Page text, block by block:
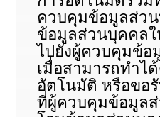
ควบคุมข้อมูลส่ว
ข้อมูลส่วนบุคคล
ไปยังผู้ควบคุมข้
เมื่อสามารถทำไ
อัตโนมัติ หรือขอ
ที่ผู้ควบคุมข้อมูล